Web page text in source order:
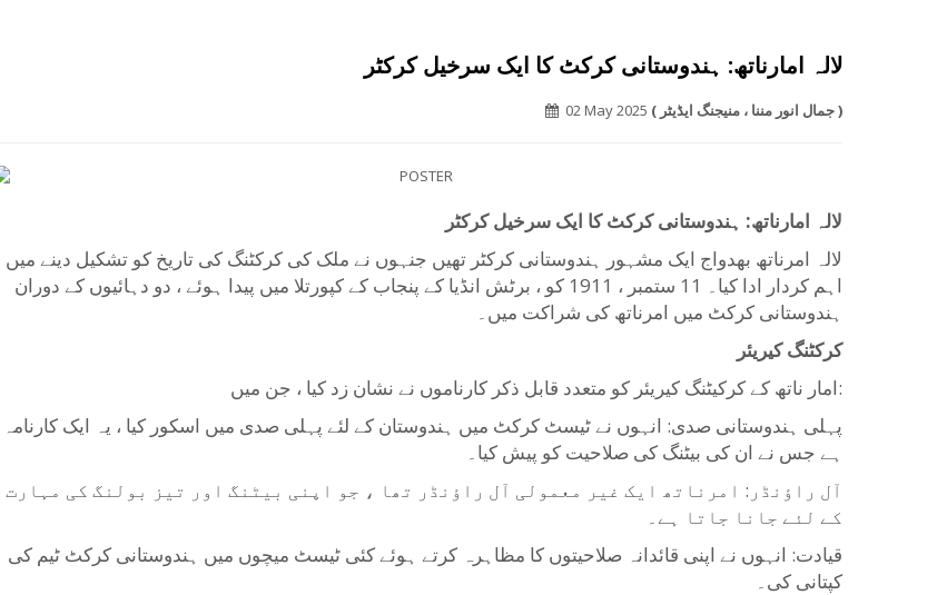
لالہ امارناتھ: ہندوستانی کرکٹ کا ایک سرخیل کرکٹر
02 May 2025 ( جمال انور مننا ، منیجنگ ایڈیٹر )
لالہ امارناتھ: ہندوستانی کرکٹ کا ایک سرخیل کرکٹر
لالہ امرناتھ بھدواج ایک مشہور ہندوستانی کرکٹر تھیں جنہوں نے ملک کی کرکٹنگ کی تاریخ کو تشکیل دینے میں
اہم کردار ادا کیا۔ 11 ستمبر ، 1911 کو ، برٹش انڈیا کے پنجاب کے کپورتلا میں پیدا ہوئے ، دو دہائیوں کے دوران
ہندوستانی کرکٹ میں امرناتھ کی شراکت میں۔
کرکٹنگ کیریئر
امار ناتھ کے کرکیٹنگ کیریئر کو متعدد قابل ذکر کارناموں نے نشان زد کیا ، جن میں:
پہلی ہندوستانی صدی: انہوں نے ٹیسٹ کرکٹ میں ہندوستان کے لئے پہلی صدی میں اسکور کیا ، یہ ایک کارنامہ
ہے جس نے ان کی بیٹنگ کی صلاحیت کو پیش کیا۔
آل راؤنڈر: امرناتھ ایک غیر معمولی آل راؤنڈر تھا ، جو اپنی بیٹنگ اور تیز بولنگ کی مہارت
کے لئے جانا جاتا ہے۔
قیادت: انہوں نے اپنی قائدانہ صلاحیتوں کا مظاہرہ کرتے ہوئے کئی ٹیسٹ میچوں میں ہندوستانی کرکٹ ٹیم کی
کپتانی کی۔